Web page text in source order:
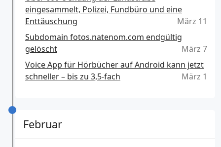
eingesammelt, Polizei, Fundbüro und eine
Enttäuschung
März 11
Subdomain fotos.natenom.com endgültig
gelöscht
März 7
Voice App für Hörbücher auf Android kann jetzt
schneller – bis zu 3,5-fach
März 1
Februar